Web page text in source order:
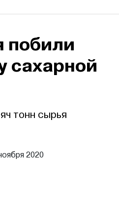
побили
сахарной
тонн сырья
2020